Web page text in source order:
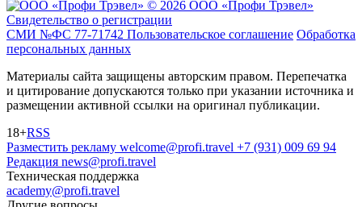
© 2026 ООО «Профи Трэвeл»
Свидетельство о регистрации
СМИ №ФС 77-71742 Пользовательское соглашение Обработка
персональных данных
Материалы сайта защищены авторским правом. Перепечатка
и цитирование допускаются только при указании источника и
размещении активной ссылки на оригинал публикации.
18+RSS
Разместить рекламу welcome@profi.travel +7 (931) 009 69 94
Редакция news@profi.travel
Техническая поддержка
academy@profi.travel